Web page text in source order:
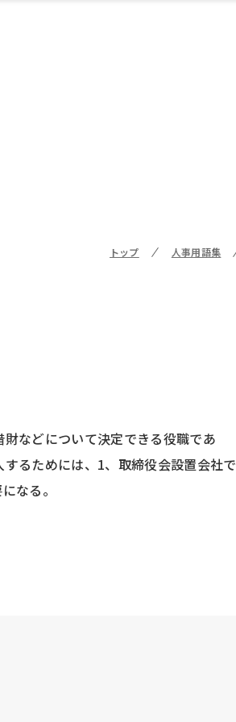
トップ 人事用語集
などについて決定できる役職であ
るためには、1、取締役会設置会社で
なる。